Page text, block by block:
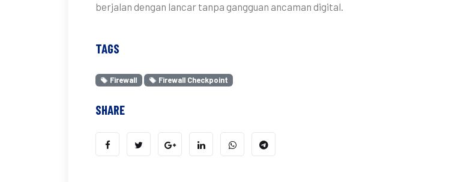
berjalan dengan lancar tanpa gangguan ancaman digital.
TAGS
Firewall Firewall Checkpoint
SHARE